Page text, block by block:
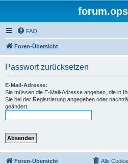
FAQ
Foren-Übersicht
Passwort zurücksetzen
E-Mail-Adresse:
Sie müssen die E-Mail-Adresse angeben, die in
Sie bei der Registrierung angegeben oder
geändert.
Foren-Übersicht Alle